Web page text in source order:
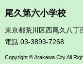
尾久第六小学校
東京都荒川区西尾久八丁
電話:03-3893-7268
Copyright © Arakawa City All